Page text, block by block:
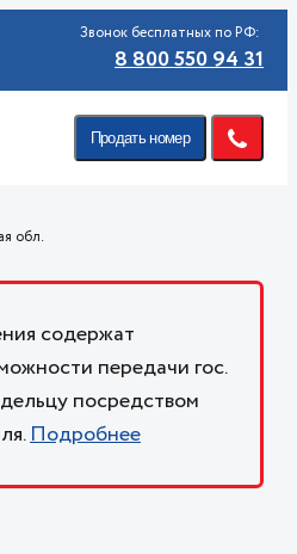
Звонок бесплатных по РФ:
8 800 550 94 31
Продать номер
обл.
содержат
передачи гос.
посредством
Подробнее